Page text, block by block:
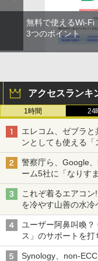
無料で使えるWi-Fi
3つのポイント
アクセスランキ
1時間 24
エレコム、ゼブラ
ンとしても使える
も、持ち替えずに書
警察庁ら、Google
ーム5社に「なりす
真や映像を使った
これぞ着るエアコ
を冷やす山善の水冷
ち・ざ・ろーど！
ユーザー阿鼻叫喚
ス」のサポートを打
Synology、non-